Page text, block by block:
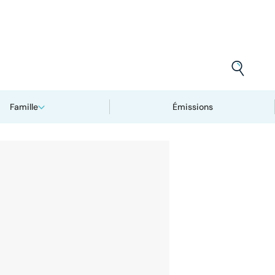
Famille Émissions